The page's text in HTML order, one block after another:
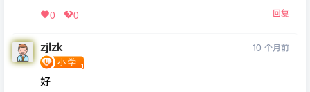
0 0 回复
zjlzk 10 个月前
好